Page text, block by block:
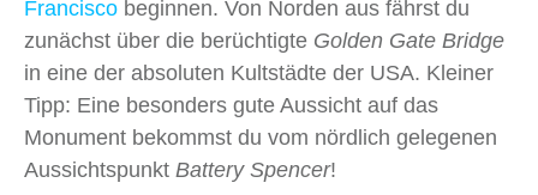
Francisco beginnen. Von Norden aus fährst du
zunächst über die berüchtigte Golden Gate Bridge
in eine der absoluten Kultstädte der USA. Kleiner
Tipp: Eine besonders gute Aussicht auf das
Monument bekommst du vom nördlich gelegenen
Aussichtspunkt Battery Spencer!